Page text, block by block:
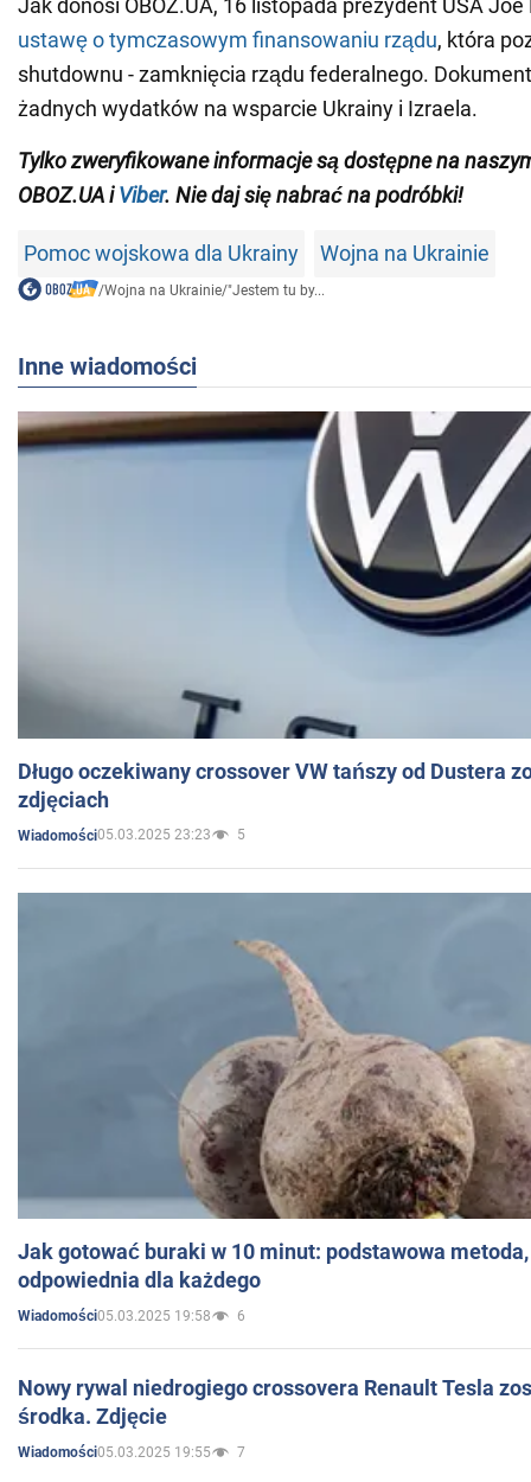
Jak donosi OBOZ.UA, 16 listopada prezydent USA
ustawę o tymczasowym finansowaniu rządu, która
shutdownu - zamknięcia rządu federalnego.
żadnych wydatków na wsparcie Ukrainy i Izraela.
Tylko zweryfikowane informacje są dostępne na
OBOZ.UA iViber. Nie daj się nabrać na podróbki!
Pomoc wojskowa dla Ukrainy Wojna na Ukrainie
/Wojna na Ukrainie/"Jestem tu by...
Inne wiadomości
Długo oczekiwany crossover VW tańszy od Dustera
zdjęciach
Wiadomości05.03.2025 23:23 5
Jak gotować buraki w 10 minut: podstawowa
odpowiednia dla każdego
Wiadomości05.03.2025 19:58 6
Nowy rywal niedrogiego crossovera Renault Tesla
środka. Zdjęcie
Wiadomości05.03.2025 19:55 7